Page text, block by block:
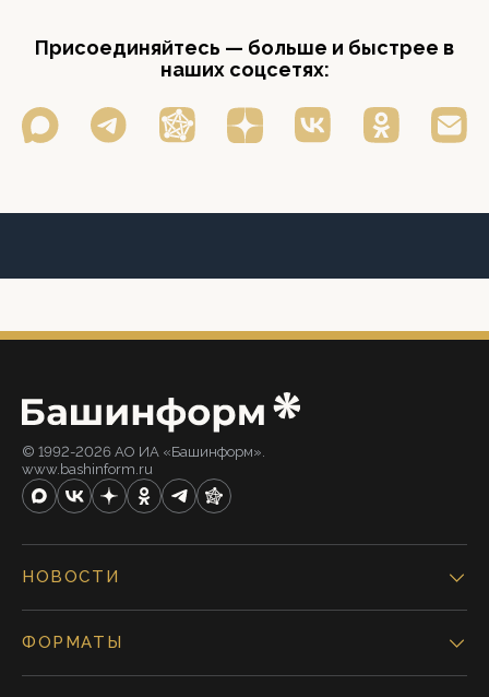
Присоединяйтесь — больше и быстрее в
наших соцсетях:
© 1992-2026 АО ИА «Башинформ».
www.bashinform.ru
НОВОСТИ
ФОРМАТЫ